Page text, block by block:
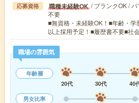
応募資格 職種未経験OK / ブランクOK /
不要
■無資格・未経験OK！■年齢・
以上採用予定！■履歴書不要■社
職場の雰囲気
年齢層
20代
30代 40
男女比率